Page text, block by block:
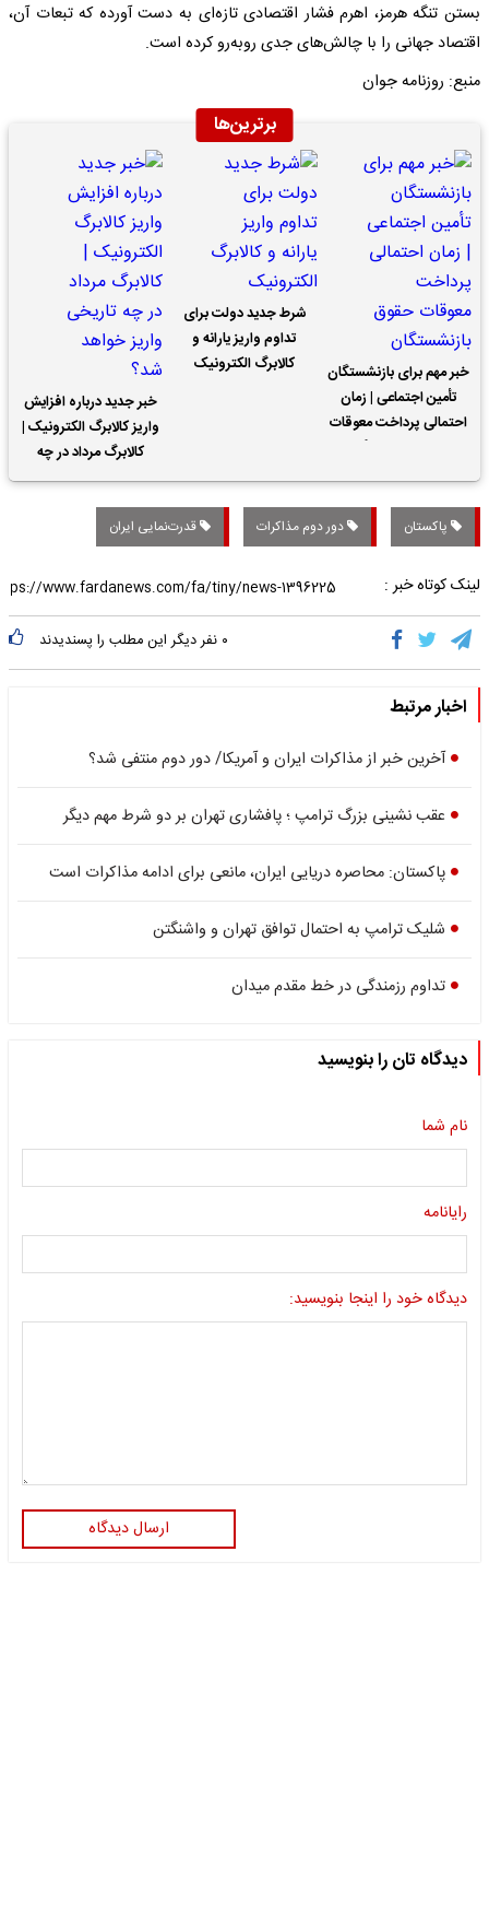
بستن تنگه هرمز، اهرم فشار اقتصادی تازه‌ای به دست آورده که تبعات آن،
اقتصاد جهانی را با چالش‌های جدی روبه‌رو کرده است.
منبع: روزنامه جوان
برترین‌ها
خبر مهم برای بازنشستگان
تأمین اجتماعی | زمان
احتمالی پرداخت معوقات
شرط جدید دولت برای
تداوم واریز یارانه و
کالابرگ الکترونیک
خبر جدید درباره افزایش
واریز کالابرگ الکترونیک |
کالابرگ مرداد در چه
تاریخی واریز خواهد شد؟
پاکستان دور دوم مذاکرات قدرت‌نمایی ایران
لینک کوتاه خبر :
۰ نفر دیگر این مطلب را پسندیدند
اخبار مرتبط
آخرین خبر از مذاکرات ایران و آمریکا/ دور دوم منتفی شد؟
عقب نشینی بزرگ ترامپ ؛ پافشاری تهران بر دو شرط مهم دیگر
پاکستان: محاصره دریایی ایران، مانعی برای ادامه مذاکرات است
شلیک ترامپ به احتمال توافق تهران و واشنگتن
تداوم رزمندگی در خط مقدم میدان
دیدگاه تان را بنویسید
نام شما
رایانامه
دیدگاه خود را اینجا بنویسید:
ارسال دیدگاه